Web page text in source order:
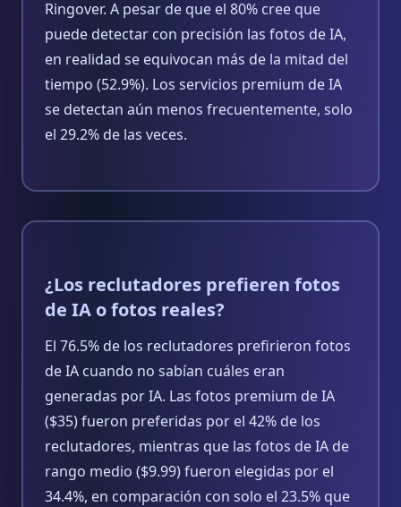
Ringover. A pesar de que el 80% cree que
puede detectar con precisión las fotos de IA,
en realidad se equivocan más de la mitad del
tiempo (52.9%). Los servicios premium de IA
se detectan aún menos frecuentemente, solo
el 29.2% de las veces.
¿Los reclutadores prefieren fotos
de IA o fotos reales?
El 76.5% de los reclutadores prefirieron fotos
de IA cuando no sabían cuáles eran
generadas por IA. Las fotos premium de IA
($35) fueron preferidas por el 42% de los
reclutadores, mientras que las fotos de IA de
rango medio ($9.99) fueron elegidas por el
34.4%, en comparación con solo el 23.5% que